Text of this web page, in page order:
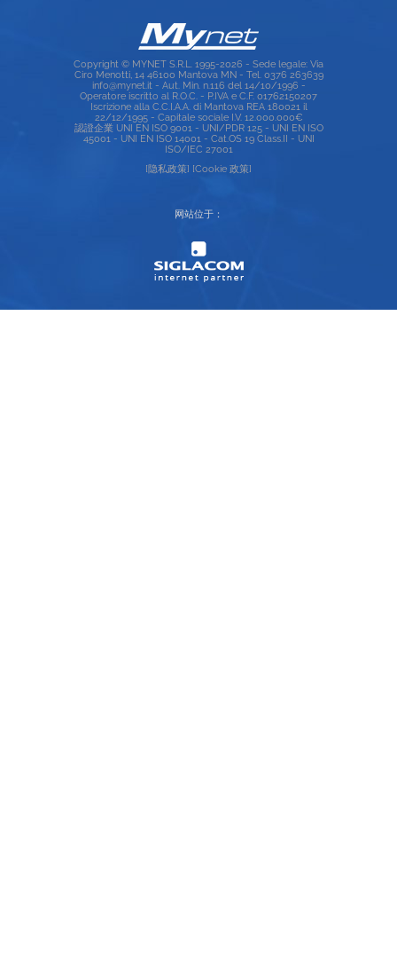
Copyright © MYNET S.R.L. 1995-2026 - Sede legale: Via
Ciro Menotti, 14 46100 Mantova MN - Tel. 0376 263639
info@mynet.it - Aut. Min. n.116 del 14/10/1996 -
Operatore iscritto al R.O.C. - P.IVA e C.F. 01762150207
Iscrizione alla C.C.I.A.A. di Mantova REA 180021 il
22/12/1995 - Capitale sociale I.V. 12.000.000€
認證企業 UNI EN ISO 9001 - UNI/PDR 125 - UNI EN ISO
45001 - UNI EN ISO 14001 - Cat.OS 19 Class.II - UNI
ISO/IEC 27001
[隐私政策] [Cookie 政策]
网站位于：